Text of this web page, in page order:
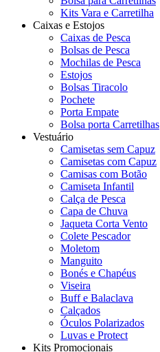
Kits Vara e Carretilha
Caixas e Estojos
Caixas de Pesca
Bolsas de Pesca
Mochilas de Pesca
Estojos
Bolsas Tiracolo
Pochete
Porta Empate
Bolsa porta Carretilhas
Vestuário
Camisetas sem Capuz
Camisetas com Capuz
Camisas com Botão
Camiseta Infantil
Calça de Pesca
Capa de Chuva
Jaqueta Corta Vento
Colete Pescador
Moletom
Manguito
Bonés e Chapéus
Viseira
Buff e Balaclava
Calçados
Óculos Polarizados
Luvas e Protect
Kits Promocionais